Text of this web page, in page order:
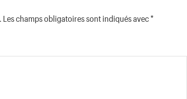
Les champs obligatoires sont indiqués avec*